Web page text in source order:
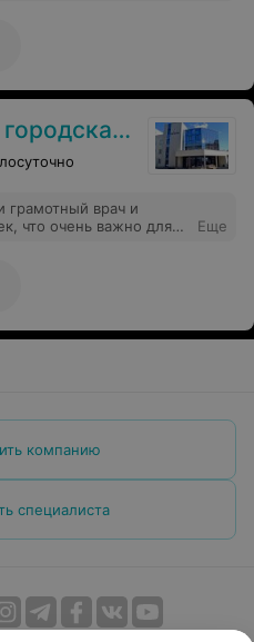
медицинской помощи
врач и
что очень важно для
Еще
компанию
специалиста